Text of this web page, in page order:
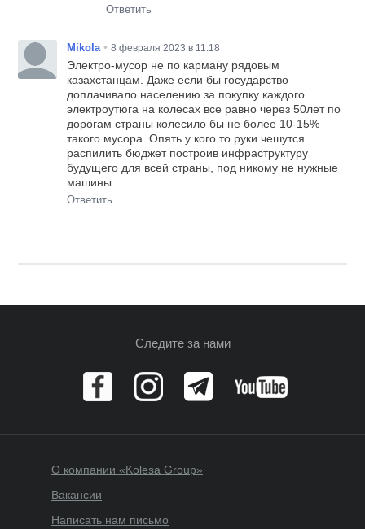
Ответить
Mikola • 8 февраля 2023 в 11:18
Электро-мусор не по карману рядовым
казахстанцам. Даже если бы государство
доплачивало населению за покупку каждого
электроутюга на колесах все равно через 50лет по
дорогам страны колесило бы не более 10-15%
такого мусора. Опять у кого то руки чешутся
распилить бюджет построив инфраструктуру
будущего для всей страны, под никому не нужные
машины.
Ответить
Следите за нами
О компании «Kolesa Group»
Вакансии
Написать нам письмо